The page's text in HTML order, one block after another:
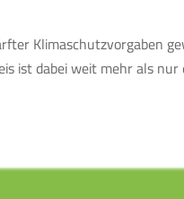
Klimaschutzvorgaben
ist dabei weit mehr als